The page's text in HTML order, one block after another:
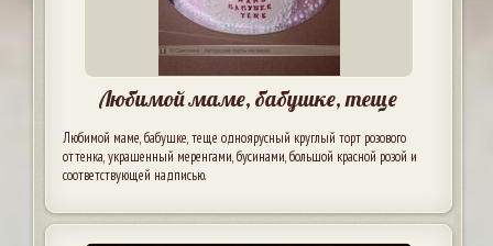
Любимой маме, бабушке, теще
Любимой маме, бабушке, теще одноярусный круглый торт розового
оттенка, украшенный меренгами, бусинами, большой красной розой и
соответствующей надписью.